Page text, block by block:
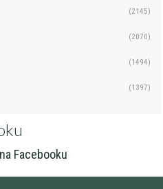
(2145)
(2070)
(1494)
(1397)
Facebooku